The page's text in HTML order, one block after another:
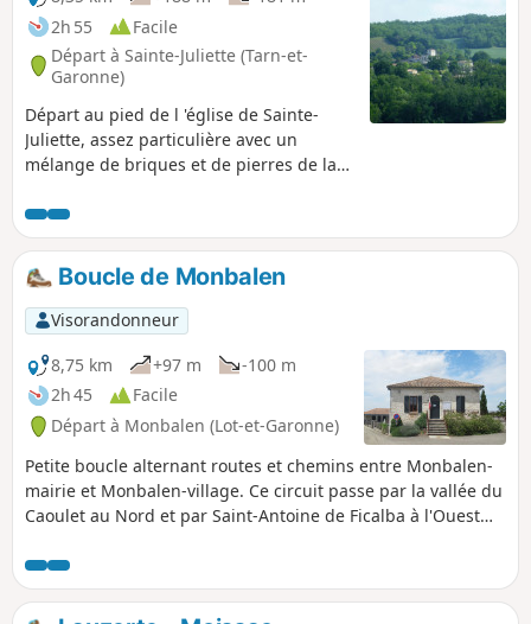
2h 55
Facile
Départ à Sainte-Juliette (Tarn-et-
Garonne)
Départ au pied de l 'église de Sainte-
Juliette, assez particulière avec un
mélange de briques et de pierres de la
randonnée à travers champs le long de
la Petite Barguelonne pour ensuite
prendre la direction de Montlauzun où
nous rejoindrons un morceau du célèbre
GR®65 pour ensuite retrouver notre
point de départ .
Boucle de Monbalen
Visorandonneur
8,75 km
+97 m
-100 m
2h 45
Facile
Départ à Monbalen (Lot-et-Garonne)
Petite boucle alternant routes et chemins entre Monbalen-
mairie et Monbalen-village. Ce circuit passe par la vallée du
Caoulet au Nord et par Saint-Antoine de Ficalba à l'Ouest